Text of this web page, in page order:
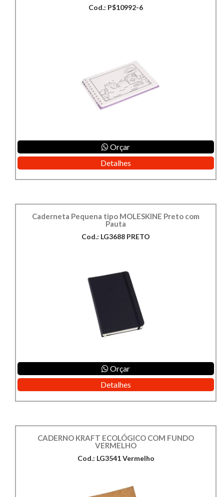
Cod.: P$10992-6
Orçar
Detalhes
Caderneta Pequena tipo MOLESKINE Preto com
Pauta
Cod.: LG3688 PRETO
Orçar
Detalhes
CADERNO KRAFT ECOLÓGICO COM FUNDO
VERMELHO
Cod.: LG3541 Vermelho